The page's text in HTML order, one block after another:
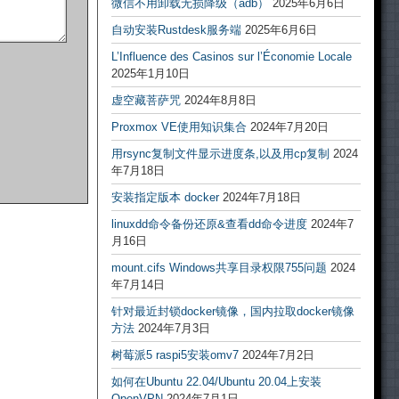
微信不用卸载无损降级（adb）
2025年6月6日
自动安装Rustdesk服务端 2025年6月6日
L’Influence des Casinos sur l’Économie Locale
2025年1月10日
虚空藏菩萨咒 2024年8月8日
Proxmox VE使用知识集合 2024年7月20日
用rsync复制文件显示进度条,以及用cp复制 2024
年7月18日
安装指定版本 docker 2024年7月18日
linuxdd命令备份还原&查看dd命令进度 2024年7
月16日
mount.cifs Windows共享目录权限755问题 2024
年7月14日
针对最近封锁docker镜像，国内拉取docker镜像
方法 2024年7月3日
树莓派5 raspi5安装omv7 2024年7月2日
如何在Ubuntu 22.04/Ubuntu 20.04上安装